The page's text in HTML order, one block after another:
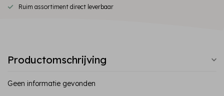
Ruim assortiment direct leverbaar
Productomschrijving
Geen informatie gevonden